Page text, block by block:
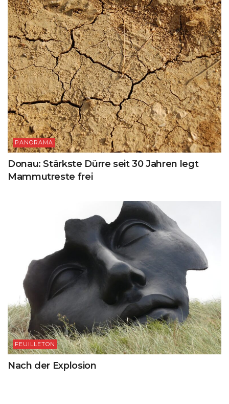
PANORAMA
Donau: Stärkste Dürre seit 30 Jahren legt
Mammutreste frei
FEUILLETON
Nach der Explosion